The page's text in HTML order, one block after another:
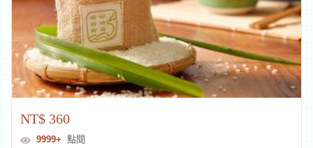
NT$ 360
9999+ 點閱